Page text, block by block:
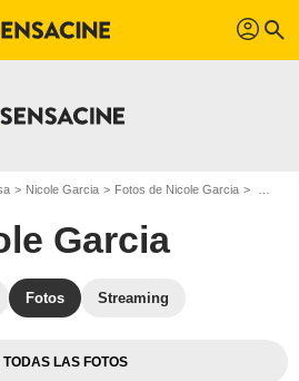
profil search
Nicole Garcia Fotos de Nicole Garcia
Garcia
Fotos Streaming
TODAS LAS FOTOS